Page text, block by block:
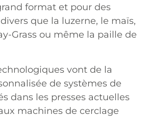
format et pour des
que la luzerne, le maïs,
Grass ou même la paille de
vont de la
de systèmes de
dans les presses actuelles
machines de cerclage